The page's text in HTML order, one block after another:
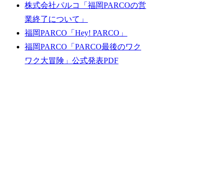
株式会社パルコ「福岡PARCOの営
業終了について」
福岡PARCO「Hey! PARCO」
福岡PARCO「PARCO最後のワク
ワク大冒険」公式発表PDF